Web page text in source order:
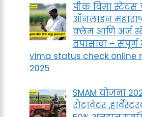
पीक विमा
ऑनलाइन
क्लेम आणि अर्ज
तपासावा – संपूर्ण
vima status check online
2025
SMAM योजना
रोटावेटर